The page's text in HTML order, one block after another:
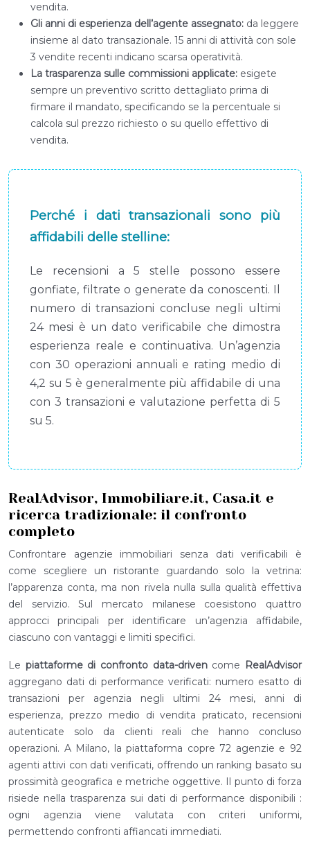
vendita.
Gli anni di esperienza dell’agente assegnato: da leggere
insieme al dato transazionale. 15 anni di attività con sole
3 vendite recenti indicano scarsa operatività.
La trasparenza sulle commissioni applicate: esigete
sempre un preventivo scritto dettagliato prima di
firmare il mandato, specificando se la percentuale si
calcola sul prezzo richiesto o su quello effettivo di
vendita.
Perché i dati transazionali sono più
affidabili delle stelline:
Le recensioni a 5 stelle possono essere
gonfiate, filtrate o generate da conoscenti. Il
numero di transazioni concluse negli ultimi
24 mesi è un dato verificabile che dimostra
esperienza reale e continuativa. Un’agenzia
con 30 operazioni annuali e rating medio di
4,2 su 5 è generalmente più affidabile di una
con 3 transazioni e valutazione perfetta di 5
su 5.
RealAdvisor, Immobiliare.it, Casa.it e
ricerca tradizionale: il confronto
completo
Confrontare agenzie immobiliari senza dati verificabili è
come scegliere un ristorante guardando solo la vetrina:
l’apparenza conta, ma non rivela nulla sulla qualità effettiva
del servizio. Sul mercato milanese coesistono quattro
approcci principali per identificare un’agenzia affidabile,
ciascuno con vantaggi e limiti specifici.
Le piattaforme di confronto data-drivencome
RealAdvisor
aggregano dati di performance verificati: numero esatto di
transazioni per agenzia negli ultimi 24 mesi, anni di
esperienza, prezzo medio di vendita praticato, recensioni
autenticate solo da clienti reali che hanno concluso
operazioni. A Milano, la piattaforma copre 72 agenzie e 92
agenti attivi con dati verificati, offrendo un ranking basato su
prossimità geografica e metriche oggettive. Il punto di forza
risiede nella trasparenza sui dati di performance disponibili :
ogni agenzia viene valutata con criteri uniformi,
permettendo confronti affiancati immediati.